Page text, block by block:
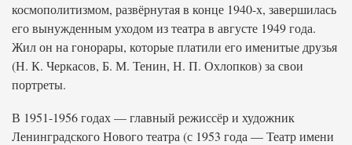
космополитизмом, развёрнутая в конце 1940-х, завершилась
его вынужденным уходом из театра в августе 1949 года.
Жил он на гонорары, которые платили его именитые друзья
(Н. К. Черкасов, Б. М. Тенин, Н. П. Охлопков) за свои
портреты.
В 1951-1956 годах — главный режиссёр и художник
Ленинградского Нового театра (с 1953 года — Театр имени